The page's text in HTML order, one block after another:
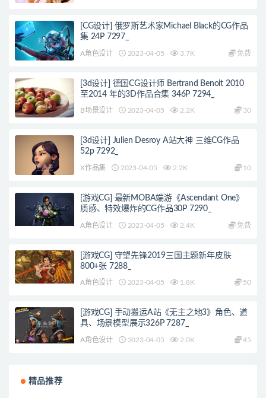
[CG设计] 俄罗斯艺术家Michael Black的CG作品
集 24P 7297_
A角色设计 2023-04-05 3.7K 免费
[3d设计] 德国CG设计师 Bertrand Benoit 2010
至2014 年的3D作品合集 346P 7294_
B场景设计 2023-04-05 2.2K 30
[3d设计] Julien Desroy A站大神 三维CG作品
52p 7292_
X作品集 2023-04-05 2.2K 10
[游戏CG] 最新MOBA端游《Ascendant One》
质感、特效爆炸的CG作品30P 7290_
A角色设计 2023-04-05 2.4K 免费
[游戏CG] 守望先锋2019三国主题新年皮肤
800+张 7288_
A角色设计 2023-04-05 1.8K 50
[游戏CG] 手动搬运A站《无主之地3》角色、道
具、场景模型展示326P 7287_
A角色设计 2023-04-05 2.0K 45
精品推荐